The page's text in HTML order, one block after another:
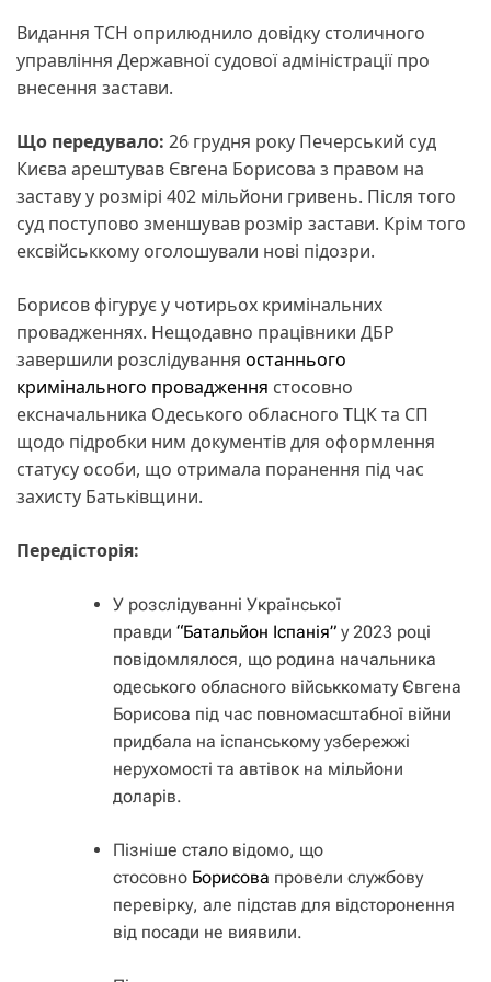
Видання ТСН оприлюднило довідку столичного
управління Державної судової адміністрації про
внесення застави.
Що передувало: 26 грудня року Печерський суд
Києва арештував Євгена Борисова з правом на
заставу у розмірі 402 мільйони гривень. Після того
суд поступово зменшував розмір застави. Крім того
ексвійськкому оголошували нові підозри.
Борисов фігурує у чотирьох кримінальних
провадженнях. Нещодавно працівники ДБР
завершили розслідування останнього
кримінального провадження стосовно
ексначальника Одеського обласного ТЦК та СП
щодо підробки ним документів для оформлення
статусу особи, що отримала поранення під час
захисту Батьківщини.
Передісторія:
У розслідуванні Української
правди “Батальйон Іспанія” у 2023 році
повідомлялося, що родина начальника
одеського обласного військкомату Євгена
Борисова під час повномасштабної війни
придбала на іспанському узбережжі
нерухомості та автівок на мільйони
доларів.
Пізніше стало відомо, що
стосовно Борисова провели службову
перевірку, але підстав для відсторонення
від посади не виявили.